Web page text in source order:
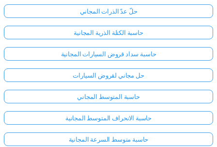
حلّ عدّ الذرات المجاني
حاسبة الكتلة الذرية المجانية
حاسبة سداد قروض السيارات المجانية
حل مجاني لقروض السيارات
حاسبة المتوسط المجاني
حاسبة الانحراف المتوسط المجانية
حاسبة متوسط السرعة المجانية